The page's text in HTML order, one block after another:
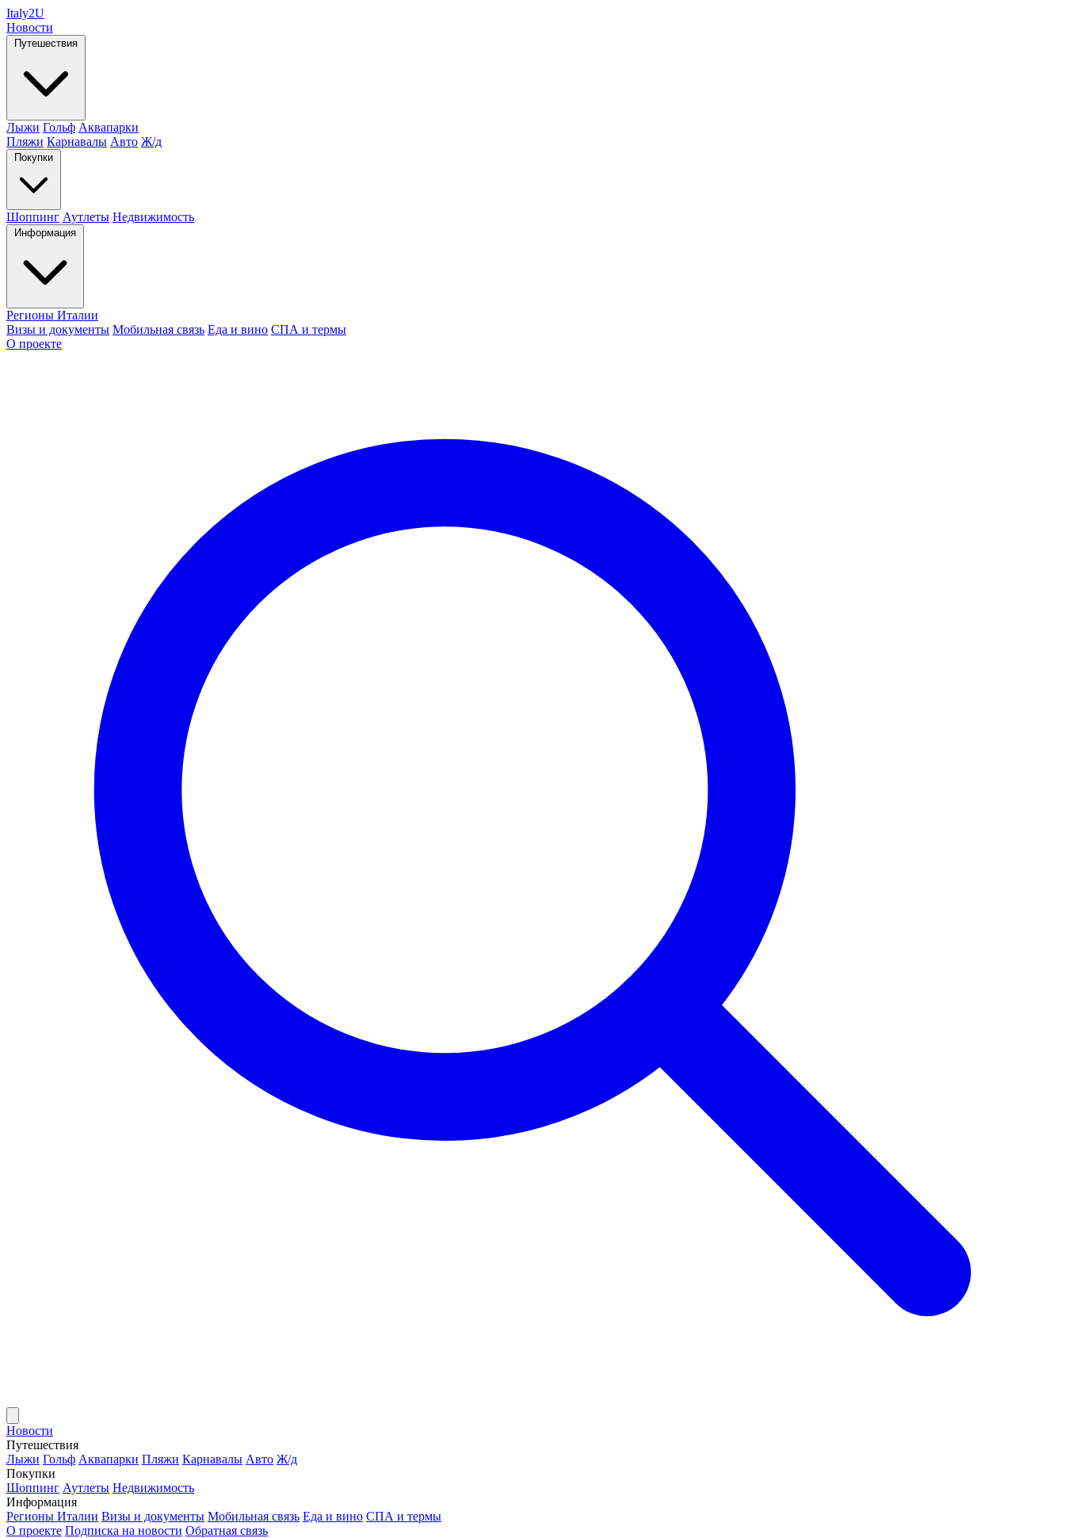
Italy2U
Новости
Путешествия
Лыжи Гольф Аквапарки
Пляжи Карнавалы Авто Ж/д
Покупки
Шоппинг Аутлеты Недвижимость
Информация
Регионы Италии
Визы и документы Мобильная связь Еда и вино СПА и термы
О проекте
Новости
Путешествия
Лыжи Гольф Аквапарки Пляжи Карнавалы Авто Ж/д
Покупки
Шоппинг Аутлеты Недвижимость
Информация
Регионы Италии Визы и документы Мобильная связь Еда и вино СПА и термы
О проекте Подписка на новости Обратная связь